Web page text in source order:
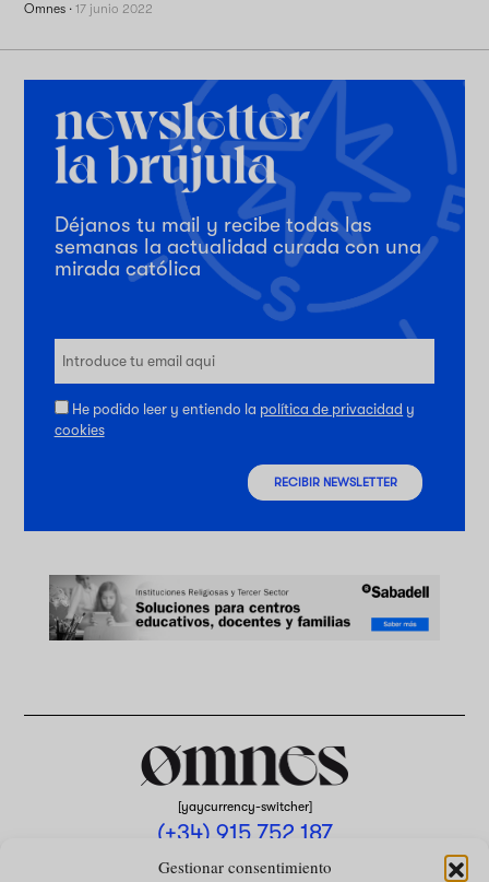
Gestionar consentimiento
Omnes ·17 junio 2022
Déjanos tu mail y recibe todas las
semanas la actualidad curada con una
mirada católica
He podido leer y entiendo la política de privacidad y
cookies
RECIBIR NEWSLETTER
[yaycurrency-switcher]
(+34) 915 752 187
omnes@omnesmag.com